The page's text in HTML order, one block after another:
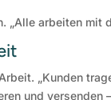
„Alle arbeiten
„Kunden
und versenden